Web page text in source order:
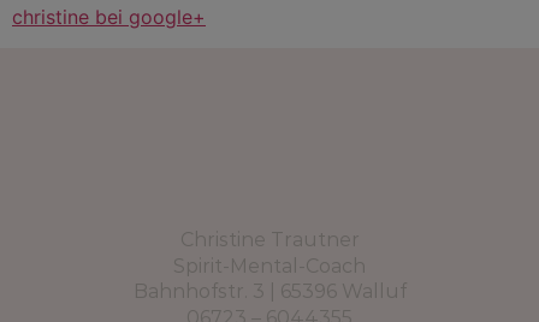
christine bei google+
Christine Trautner
Spirit-Mental-Coach
Bahnhofstr. 3 | 65396 Walluf
06723 – 6044355